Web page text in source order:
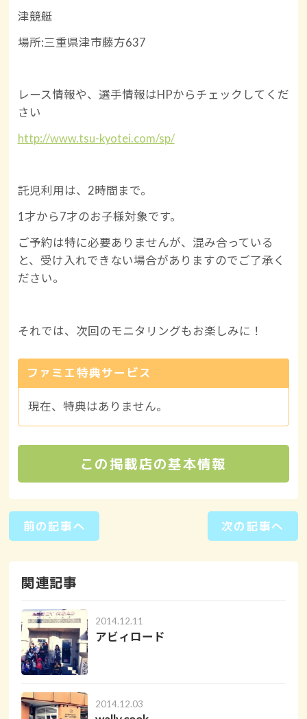
津競艇
場所:三重県津市藤方637
レース情報や、選手情報はHPからチェックしてくだ
さい
http://www.tsu-kyotei.com/sp/
託児利用は、2時間まで。
1才から7才のお子様対象です。
ご予約は特に必要ありませんが、混み合っている
と、受け入れできない場合がありますのでご了承く
ださい。
それでは、次回のモニタリングもお楽しみに！
ファミエ特典サービス
現在、特典はありません。
この掲載店の基本情報
前の記事へ 次の記事へ
関連記事
2014.12.11
アビィロード
2014.12.03